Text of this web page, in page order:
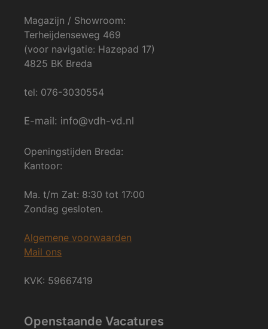
Magazijn / Showroom:
Terheijdenseweg 469
(voor navigatie: Hazepad 17)
4825 BK Breda
tel: 076-3030554
E-mail: info@vdh-vd.nl
Openingstijden Breda:
Kantoor:
Ma. t/m Zat: 8:30 tot 17:00
Zondag gesloten.
Algemene voorwaarden
Mail ons
KVK: 59667419
Openstaande Vacatures